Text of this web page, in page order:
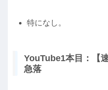
特になし。
YouTube1本目：【
急落